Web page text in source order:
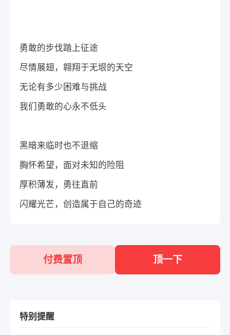
勇敢的步伐踏上征途
尽情展翅，翱翔于无垠的天空
无论有多少困难与挑战
我们勇敢的心永不低头
黑暗来临时也不退缩
胸怀希望，面对未知的险阻
厚积薄发，勇往直前
闪耀光芒，创造属于自己的奇迹
付费置顶 顶一下
特别提醒